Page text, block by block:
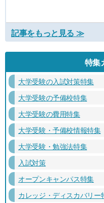
記事をもっと見る ≫
特集
大学受験の入試対策特集
大学受験の予備校特集
大学受験の費用特集
大学受験・予備校情報特集
大学受験・勉強法特集
入試対策
オープンキャンパス特集
カレッジ・ディスカバリー